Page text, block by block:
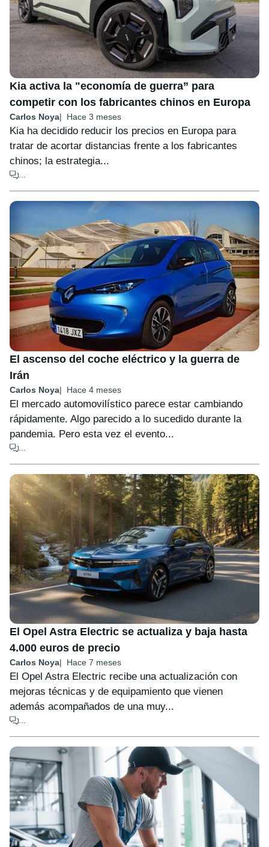
Kia activa la "economía de guerra” para
competir con los fabricantes chinos en Europa
Carlos Noya Hace 3 meses
Kia ha decidido reducir los precios en Europa para
tratar de acortar distancias frente a los fabricantes
chinos; la estrategia...
El ascenso del coche eléctrico y la guerra de
Irán
Carlos Noya Hace 4 meses
El mercado automovilístico parece estar cambiando
rápidamente. Algo parecido a lo sucedido durante la
pandemia. Pero esta vez el evento...
El Opel Astra Electric se actualiza y baja hasta
4.000 euros de precio
Carlos Noya Hace 7 meses
El Opel Astra Electric recibe una actualización con
mejoras técnicas y de equipamiento que vienen
además acompañados de una muy...
...